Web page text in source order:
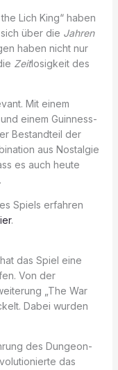
Lich King“ haben
über die Jahren
haben nicht nur
Zeitlosigkeit des
Mit einem
einem Guinness-
Bestandteil der
aus Nostalgie
es auch heute
Spiels erfahren
.
das Spiel eine
Von der
„The War
Dabei wurden
des Dungeon-
das